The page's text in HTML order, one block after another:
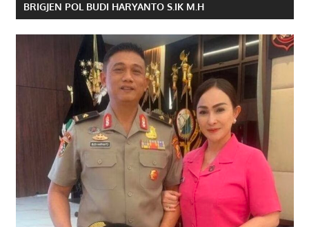
BRIGJEN POL BUDI HARYANTO S.IK M.H